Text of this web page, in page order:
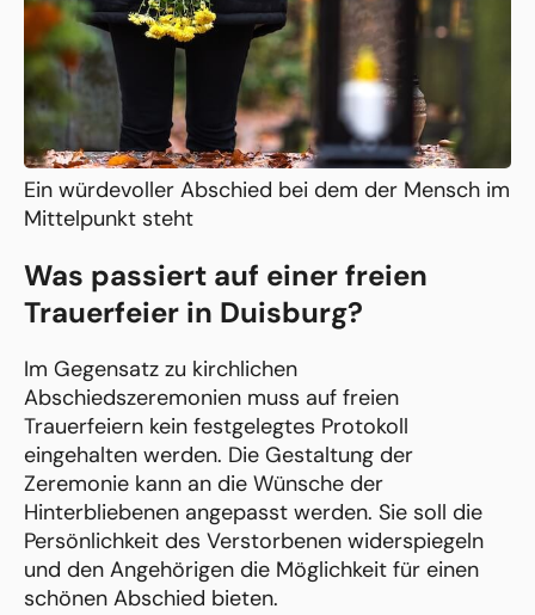
Ein würdevoller Abschied bei dem der Mensch im
Mittelpunkt steht
Was passiert auf einer freien
Trauerfeier in Duisburg?
Im Gegensatz zu kirchlichen
Abschiedszeremonien muss auf freien
Trauerfeiern kein festgelegtes Protokoll
eingehalten werden. Die Gestaltung der
Zeremonie kann an die Wünsche der
Hinterbliebenen angepasst werden. Sie soll die
Persönlichkeit des Verstorbenen widerspiegeln
und den Angehörigen die Möglichkeit für einen
schönen Abschied bieten.